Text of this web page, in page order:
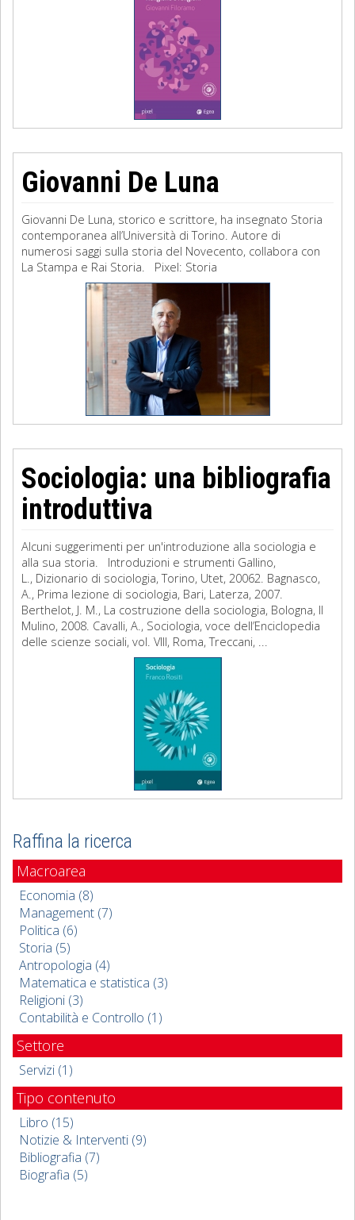
Giovanni De Luna
Giovanni De Luna, storico e scrittore, ha insegnato Storia
contemporanea all’Università di Torino. Autore di
numerosi saggi sulla storia del Novecento, collabora con
La Stampa e Rai Storia. Pixel: Storia
Sociologia: una bibliografia
introduttiva
Alcuni suggerimenti per un'introduzione alla sociologia e
alla sua storia. Introduzioni e strumenti Gallino,
L., Dizionario di sociologia, Torino, Utet, 20062. Bagnasco,
A., Prima lezione di sociologia, Bari, Laterza, 2007.
Berthelot, J. M., La costruzione della sociologia, Bologna, Il
Mulino, 2008. Cavalli, A., Sociologia, voce dell’Enciclopedia
delle scienze sociali, vol. VIII, Roma, Treccani, ...
Raffina la ricerca
Macroarea
Economia (8)
Management (7)
Politica (6)
Storia (5)
Antropologia (4)
Matematica e statistica (3)
Religioni (3)
Contabilità e Controllo (1)
Settore
Servizi (1)
Tipo contenuto
Libro (15)
Notizie & Interventi (9)
Bibliografia (7)
Biografia (5)